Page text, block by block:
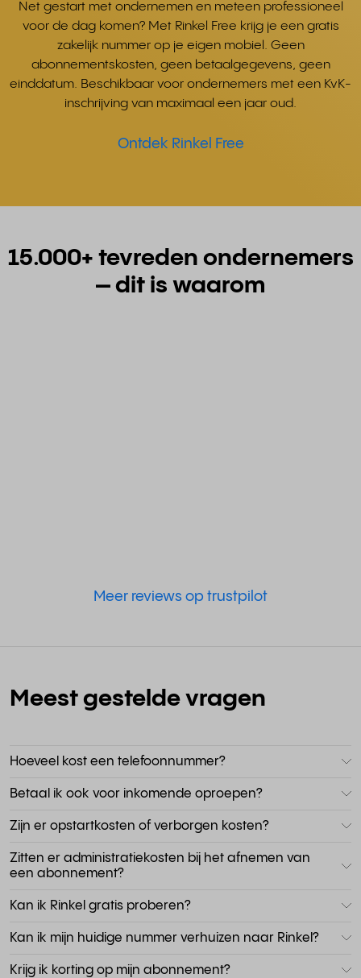
Net gestart met ondernemen en meteen professioneel
voor de dag komen? Met Rinkel Free krijg je een gratis
zakelijk nummer op je eigen mobiel. Geen
abonnementskosten, geen betaalgegevens, geen
einddatum. Beschikbaar voor ondernemers met een KvK-
inschrijving van maximaal een jaar oud.
Ontdek Rinkel Free
15.000+ tevreden ondernemers
– dit is waarom
Meer reviews op trustpilot
Meest gestelde vragen
Hoeveel kost een telefoonnummer?
Betaal ik ook voor inkomende oproepen?
Zijn er opstartkosten of verborgen kosten?
Zitten er administratiekosten bij het afnemen van
een abonnement?
Kan ik Rinkel gratis proberen?
Kan ik mijn huidige nummer verhuizen naar Rinkel?
Krijg ik korting op mijn abonnement?